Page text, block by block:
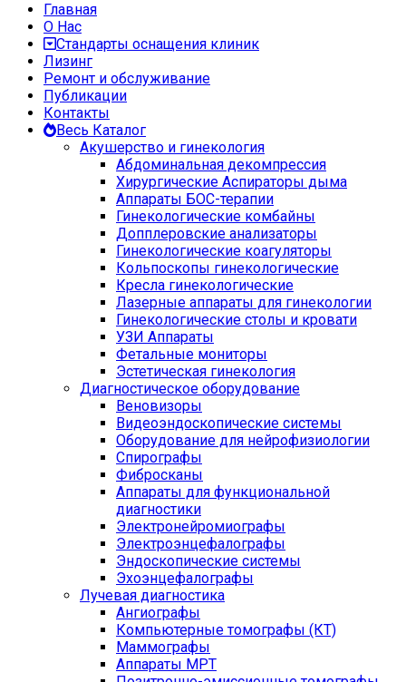
Главная
О Нас
Стандарты оснащения клиник
Лизинг
Ремонт и обслуживание
Публикации
Контакты
Весь Каталог
Акушерство и гинекология
Абдоминальная декомпрессия
Хирургические Аспираторы дыма
Аппараты БОС-терапии
Гинекологические комбайны
Допплеровские анализаторы
Гинекологические коагуляторы
Кольпоскопы гинекологические
Кресла гинекологические
Лазерные аппараты для гинекологии
Гинекологические столы и кровати
УЗИ Аппараты
Фетальные мониторы
Эстетическая гинекология
Диагностическое оборудование
Веновизоры
Видеоэндоскопические системы
Оборудование для нейрофизиологии
Спирографы
Фибросканы
Аппараты для функциональной
диагностики
Электронейромиографы
Электроэнцефалографы
Эндоскопические системы
Эхоэнцефалографы
Лучевая диагностика
Ангиографы
Компьютерные томографы (КТ)
Маммографы
Аппараты МРТ